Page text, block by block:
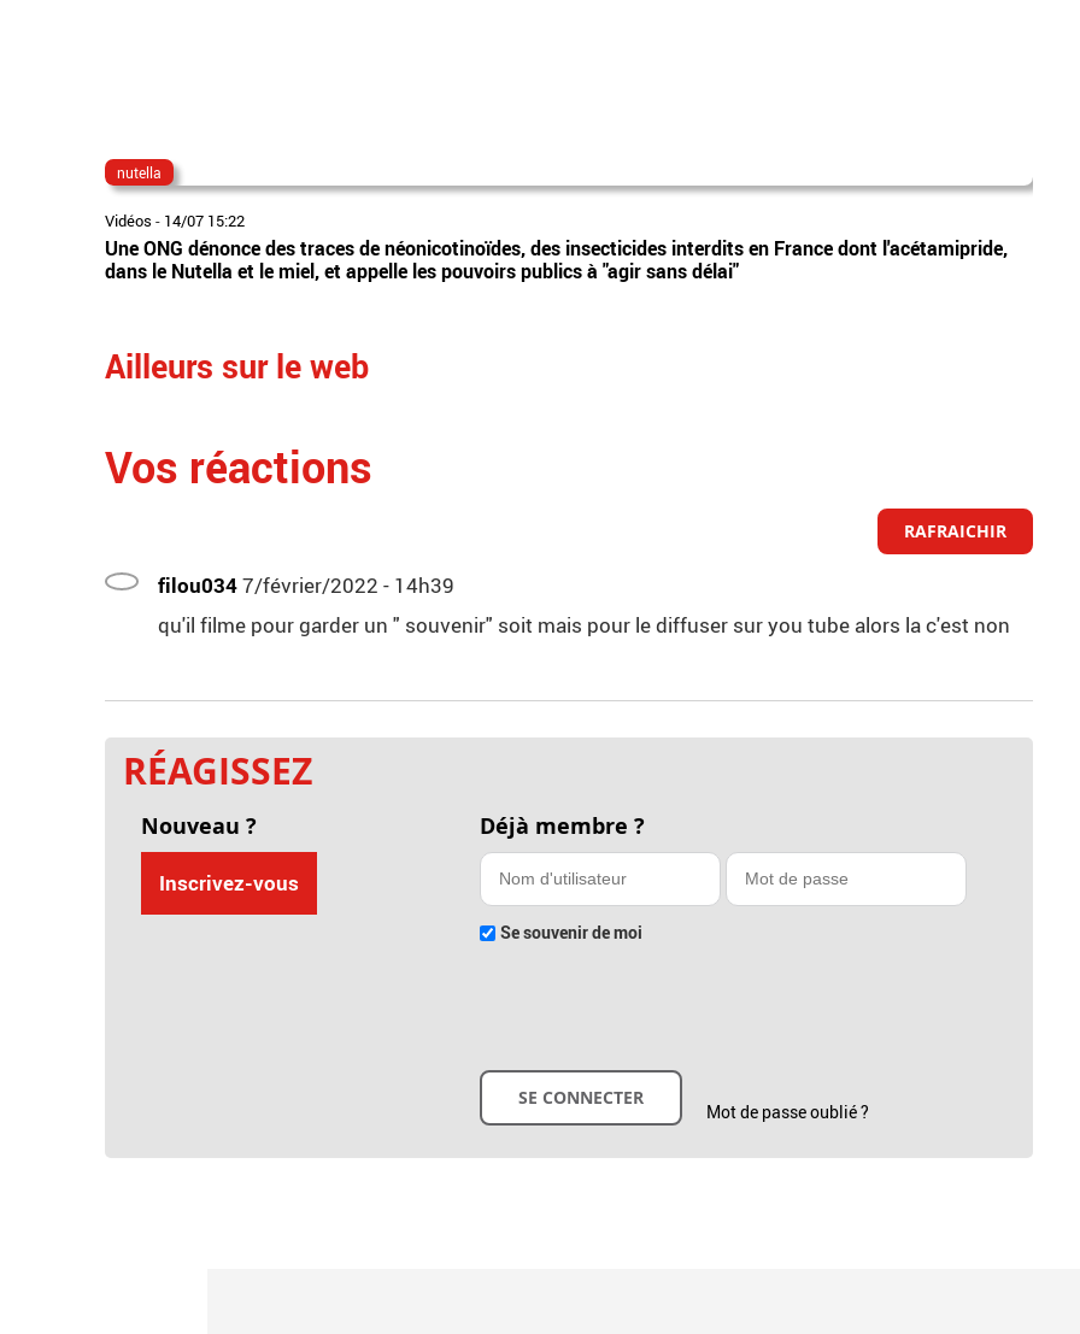
nutella
Vidéos - 14/07 15:22
Une ONG dénonce des traces de néonicotinoïdes, des insecticides interdits en France dont l'acétamipride,
dans le Nutella et le miel, et appelle les pouvoirs publics à "agir sans délai"
Ailleurs sur le web
Vos réactions
RAFRAICHIR
filou0347/février/2022 - 14h39
qu'il filme pour garder un " souvenir" soit mais pour le diffuser sur you tube alors la c'est non
RÉAGISSEZ
Nouveau ?
Inscrivez-vous
Déjà membre ?
Se souvenir de moi
Mot de passe oublié ?